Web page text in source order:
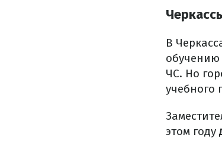
В
обучению
ЧС. Но
учебного
этом году